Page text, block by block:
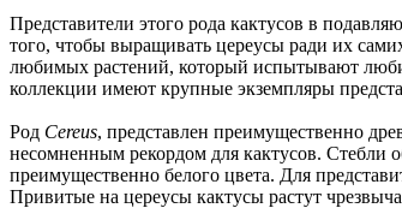
Представители этого рода кактусов в
того, чтобы выращивать цереусы ради их
любимых растений, который испытывают
коллекции имеют крупные экземпляры
Род Cereus, представлен преимущественно
несомненным рекордом для кактусов. Стебли
преимущественно белого цвета. Для
Привитые на цереусы кактусы растут